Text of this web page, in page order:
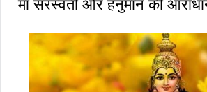
माँ सरस्वती और हनुमान की